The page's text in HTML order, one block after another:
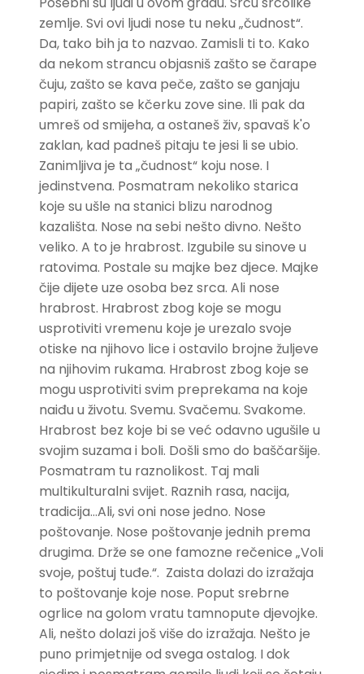
zemlje. Svi ovi ljudi nose tu neku „čudnost“.
Da, tako bih ja to nazvao. Zamisli ti to. Kako
da nekom strancu objasniš zašto se čarape
čuju, zašto se kava peče, zašto se ganjaju
papiri, zašto se kčerku zove sine. Ili pak da
umreš od smijeha, a ostaneš živ, spavaš k'o
zaklan, kad padneš pitaju te jesi li se ubio.
Zanimljiva je ta „čudnost“ koju nose. I
jedinstvena. Posmatram nekoliko starica
koje su ušle na stanici blizu narodnog
kazališta. Nose na sebi nešto divno. Nešto
veliko. A to je hrabrost. Izgubile su sinove u
ratovima. Postale su majke bez djece. Majke
čije dijete uze osoba bez srca. Ali nose
hrabrost. Hrabrost zbog koje se mogu
usprotiviti vremenu koje je urezalo svoje
otiske na njihovo lice i ostavilo brojne žuljeve
na njihovim rukama. Hrabrost zbog koje se
mogu usprotiviti svim preprekama na koje
naiđu u životu. Svemu. Svačemu. Svakome.
Hrabrost bez koje bi se već odavno ugušile u
svojim suzama i boli. Došli smo do baščaršije.
Posmatram tu raznolikost. Taj mali
multikulturalni svijet. Raznih rasa, nacija,
tradicija…Ali, svi oni nose jedno. Nose
poštovanje. Nose poštovanje jednih prema
drugima. Drže se one famozne rečenice „Voli
svoje, poštuj tuđe.“. Zaista dolazi do izražaja
to poštovanje koje nose. Poput srebrne
ogrlice na golom vratu tamnopute djevojke.
Ali, nešto dolazi još više do izražaja. Nešto je
puno primjetnije od svega ostalog. I dok